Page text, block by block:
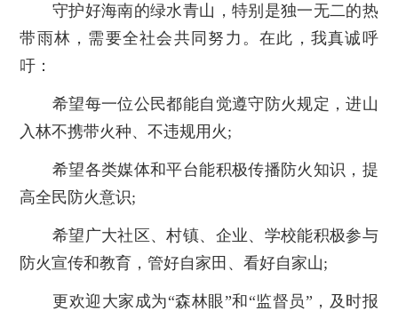
守护好海南的绿水青山，特别是独一无二的热
带雨林，需要全社会共同努力。在此，我真诚呼
吁：
希望每一位公民都能自觉遵守防火规定，进山
入林不携带火种、不违规用火;
希望各类媒体和平台能积极传播防火知识，提
高全民防火意识;
希望广大社区、村镇、企业、学校能积极参与
防火宣传和教育，管好自家田、看好自家山;
更欢迎大家成为“森林眼”和“监督员”，及时报